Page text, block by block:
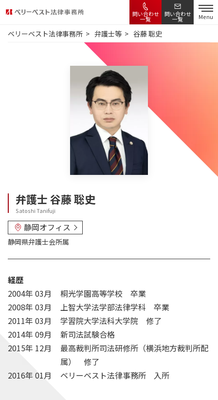
問い合わせ
一覧
問い合わせ
一覧 Menu
ベリーベスト法律事務所 弁護士等 谷藤 聡史
弁護士谷藤 聡史
Satoshi Tanifuji
静岡オフィス
静岡県弁護士会所属
経歴
2004年 03月
桐光学園高等学校 卒業
2008年 03月
上智大学法学部法律学科 卒業
2011年 03月
学習院大学法科大学院 修了
2014年 09月
新司法試験合格
2015年 12月
最高裁判所司法研修所（横浜地方裁判所配
属） 修了
2016年 01月
ベリーベスト法律事務所 入所